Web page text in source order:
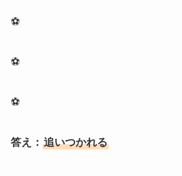
⚽
⚽
⚽
答え： 追いつかれる